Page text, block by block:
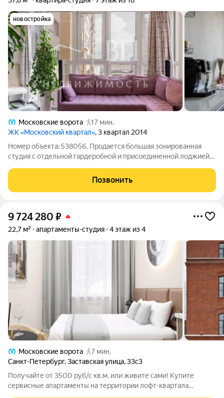
новостройка
Московские ворота
17 мин.
ЖК «Московский квартал», 3 квартал 2014
Номер объекта: 538056. Продается большая зонированная
студия с отдельной гардеробной и присоединенной лоджией
Московский квартал. Квартира полностью готова для
проживания и сдачи в аренду. В
Позвонить
9 724 280 ₽
22,7 м² апартаменты-студия 4 этаж из 4
Московские ворота
7 мин.
Санкт-Петербург,Заставская улица,33с3
Получайте от 3500 руб/с кв.м. или живите сами! Купите
сервисные апартаменты на территории лофт-квартала